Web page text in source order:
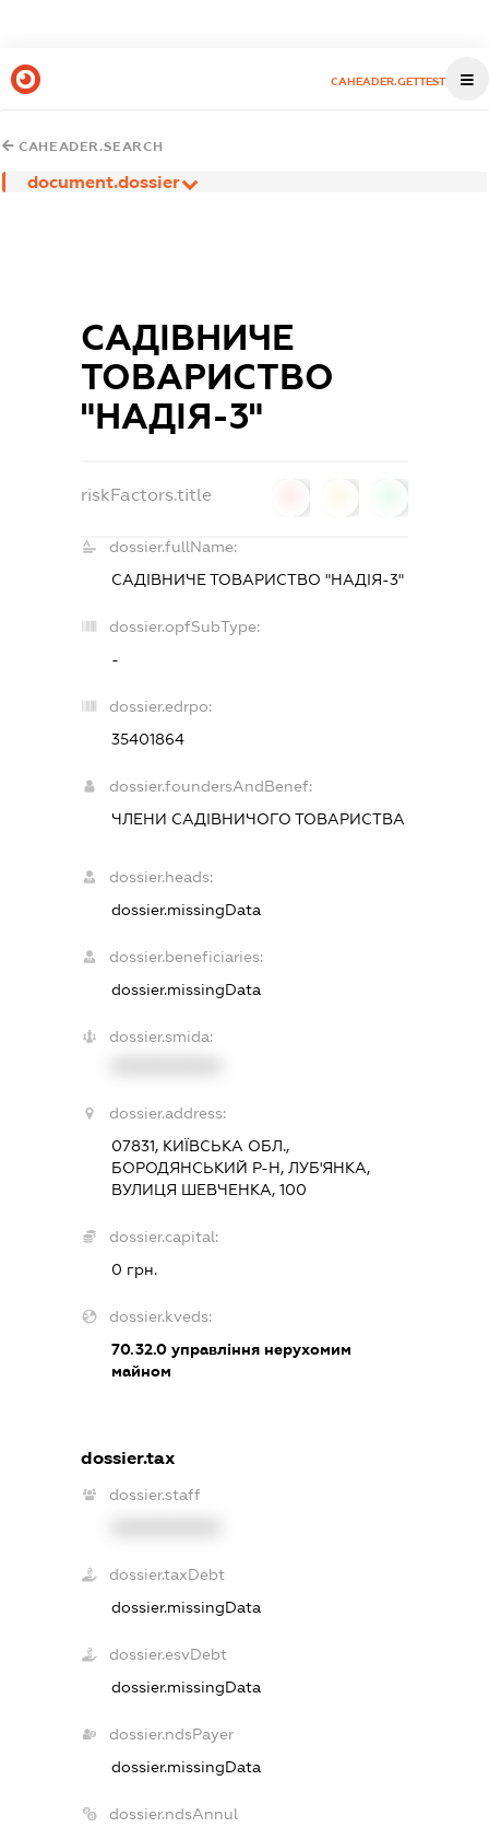
CAHEADER.GETTEST
CAHEADER.SEARCH
document.dossier
САДІВНИЧЕ
ТОВАРИСТВО
"НАДІЯ-3"
riskFactors.title
dossier.fullName:
САДІВНИЧЕ ТОВАРИСТВО "НАДІЯ-3"
dossier.opfSubType:
-
dossier.edrpo:
35401864
dossier.foundersAndBenef:
ЧЛЕНИ САДІВНИЧОГО ТОВАРИСТВА
dossier.heads:
dossier.missingData
dossier.beneficiaries:
dossier.missingData
dossier.smida:
dossier.address:
07831, КИЇВСЬКА ОБЛ.,
БОРОДЯНСЬКИЙ Р-Н, ЛУБ'ЯНКА,
ВУЛИЦЯ ШЕВЧЕНКА, 100
dossier.capital:
0 грн.
dossier.kveds:
70.32.0 управління нерухомим
майном
dossier.tax
dossier.staff
dossier.taxDebt
dossier.missingData
dossier.esvDebt
dossier.missingData
dossier.ndsPayer
dossier.missingData
dossier.ndsAnnul